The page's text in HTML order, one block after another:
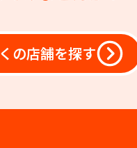
の店舗を探す